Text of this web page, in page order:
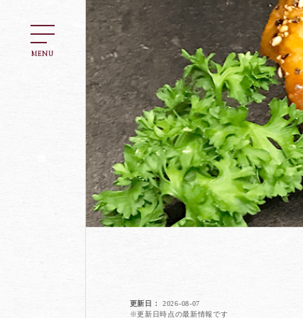
MENU
更新日
2026-08-07
※更新日時点の最新情報です